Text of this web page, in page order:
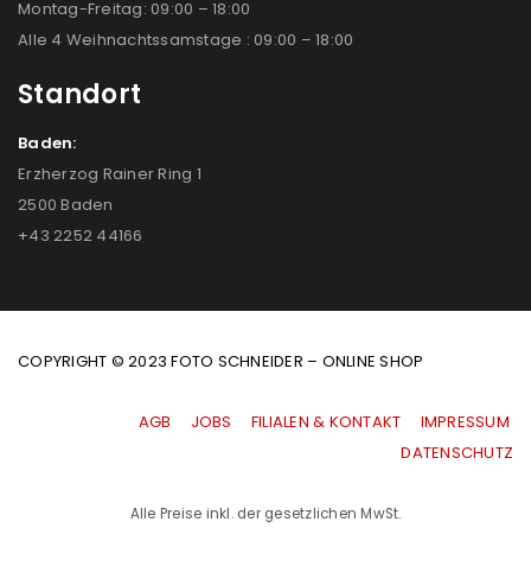
Montag-Freitag: 09:00 – 18:00
Alle 4 Weihnachtssamstage : 09:00 – 18:00
Standort
Baden:
Erzherzog Rainer Ring 1
2500 Baden
+43 2252 44166
COPYRIGHT © 2023 FOTO SCHNEIDER – ONLINE SHOP
AGB JOBS FILIALEN & KONTAKT
IMPRESSUM
|DATENSCHUTZ
Alle Preise inkl. der gesetzlichen MwSt.